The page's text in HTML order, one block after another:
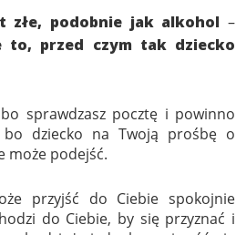
złe, podobnie jak alkohol –
to, przed czym tak dziecko
sprawdzasz pocztę i powinno
bo dziecko na Twoją prośbę o
może podejść.
przyjść do Ciebie spokojnie
do Ciebie, by się przyznać i